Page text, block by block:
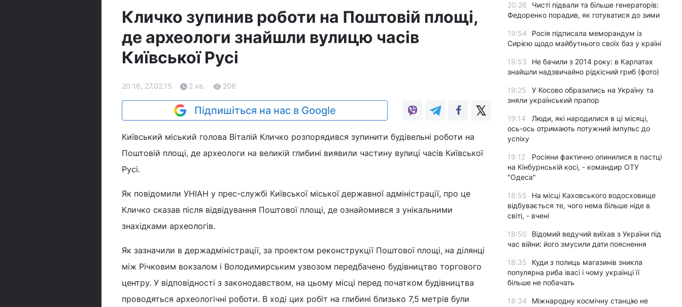
Кличко зупинив роботи на Поштовій площі,
де археологи знайшли вулицю часів
Київської Русі
20:16, 27.02.15 2 хв. 206
Підпишіться на нас в Google
Київський міський голова Віталій Кличко розпорядився зупинити будівельні роботи на
Поштовій площі, де археологи на великій глибині виявили частину вулиці часів Київської
Русі.
Як повідомили УНІАН у прес-службі Київської міської державної адміністрації, про це
Кличко сказав після відвідування Поштової площі, де ознайомився з унікальними
знахідками археологів.
Як зазначили в держадміністрації, за проектом реконструкції Поштової площі, на ділянці
між Річковим вокзалом і Володимирським узвозом передбачено будівництво торгового
центру. У відповідності з законодавством, на цьому місці перед початком будівництва
проводяться археологічні роботи. В ході цих робіт на глибині близько 7,5 метрів були
20:26
Чисті підвали та більше генераторів:
Федоренко порадив, як готуватися до зими
19:54
Росія підписала меморандум із
Сирією щодо майбутнього своїх баз у країні
19:53
Не бачили з 2014 року: в Карпатах
знайшли надзвичайно рідкісний гриб (фото)
19:25
У Косово образились на Україну та
зняли український прапор
19:14
Люди, які народилися в ці місяці,
ось-ось отримають потужний імпульс до
успіху
19:12
Росіяни фактично опинилися в пастці
на Кінбурнській косі, - командир ОТУ
"Одеса"
18:55
На місці Каховського водосховище
відбувається те, чого нема більше ніде в
світі, - вчені
18:50
Відомий ведучий виїхав з України під
час війни: його змусили дати пояснення
18:35
Куди з полиць магазинів зникла
популярна риба івасі і чому українці її
більше не побачать
18:34
Міжнародну космічну станцію не